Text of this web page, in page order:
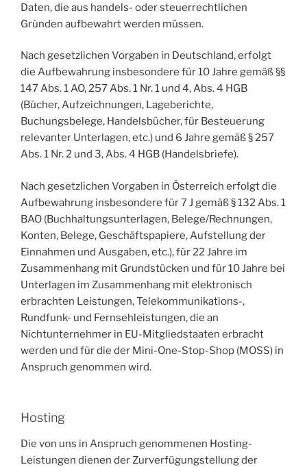
Daten, die aus handels- oder steuerrechtlichen
Gründen aufbewahrt werden müssen.
Nach gesetzlichen Vorgaben in Deutschland, erfolgt
die Aufbewahrung insbesondere für 10 Jahre gemäß §§
147 Abs. 1 AO, 257 Abs. 1 Nr. 1 und 4, Abs. 4 HGB
(Bücher, Aufzeichnungen, Lageberichte,
Buchungsbelege, Handelsbücher, für Besteuerung
relevanter Unterlagen, etc.) und 6 Jahre gemäß § 257
Abs. 1 Nr. 2 und 3, Abs. 4 HGB (Handelsbriefe).
Nach gesetzlichen Vorgaben in Österreich erfolgt die
Aufbewahrung insbesondere für 7 J gemäß § 132 Abs. 1
BAO (Buchhaltungsunterlagen, Belege/Rechnungen,
Konten, Belege, Geschäftspapiere, Aufstellung der
Einnahmen und Ausgaben, etc.), für 22 Jahre im
Zusammenhang mit Grundstücken und für 10 Jahre bei
Unterlagen im Zusammenhang mit elektronisch
erbrachten Leistungen, Telekommunikations-,
Rundfunk- und Fernsehleistungen, die an
Nichtunternehmer in EU-Mitgliedstaaten erbracht
werden und für die der Mini-One-Stop-Shop (MOSS) in
Anspruch genommen wird.
Hosting
Die von uns in Anspruch genommenen Hosting-
Leistungen dienen der Zurverfügungstellung der